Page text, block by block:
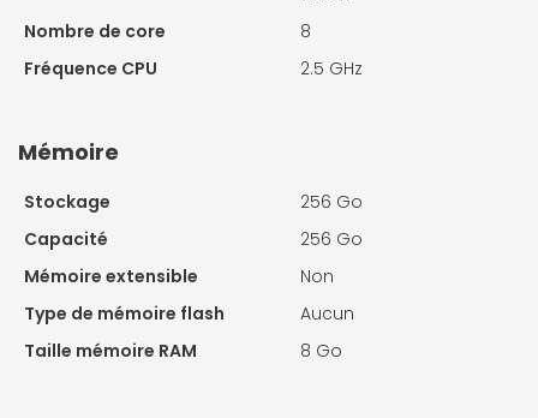
Nombre de core
8
Fréquence CPU
2.5 GHz
Mémoire
Stockage
256 Go
Capacité
256 Go
Mémoire extensible
Non
Type de mémoire flash
Aucun
Taille mémoire RAM
8 Go